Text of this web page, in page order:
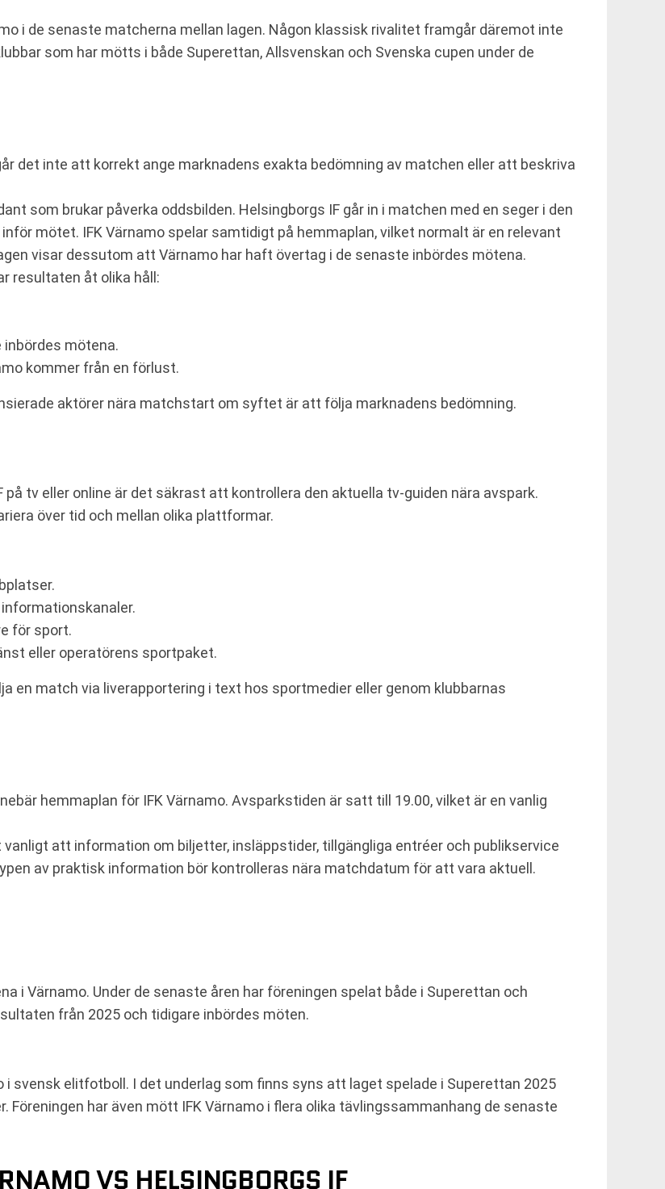
i de senaste matcherna mellan lagen. Någon klassisk rivalitet framgår däremot inte
som har mötts i både Superettan, Allsvenskan och Svenska cupen under de
det inte att korrekt ange marknadens exakta bedömning av matchen eller att beskriva
som brukar påverka oddsbilden. Helsingborgs IF går in i matchen med en seger i den
mötet. IFK Värnamo spelar samtidigt på hemmaplan, vilket normalt är en relevant
visar dessutom att Värnamo har haft övertag i de senaste inbördes mötena.
resultaten åt olika håll:
mötena.
kommer från en förlust.
aktörer nära matchstart om syftet är att följa marknadens bedömning.
på tv eller online är det säkrast att kontrollera den aktuella tv-guiden nära avspark.
över tid och mellan olika plattformar.
för sport.
eller operatörens sportpaket.
en match via liverapportering i text hos sportmedier eller genom klubbarnas
hemmaplan för IFK Värnamo. Avsparkstiden är satt till 19.00, vilket är en vanlig
att information om biljetter, insläppstider, tillgängliga entréer och publikservice
av praktisk information bör kontrolleras nära matchdatum för att vara aktuell.
i Värnamo. Under de senaste åren har föreningen spelat både i Superettan och
från 2025 och tidigare inbördes möten.
i svensk elitfotboll. I det underlag som finns syns att laget spelade i Superettan 2025
har även mött IFK Värnamo i flera olika tävlingssammanhang de senaste
VS HELSINGBORGS IF